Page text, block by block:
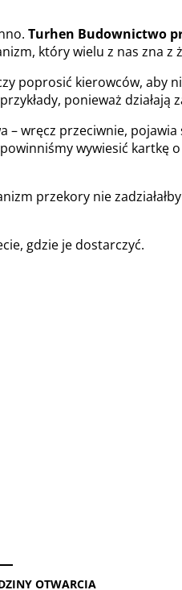
Turhen Budownictwo
który wielu z nas zna z
poprosić kierowców, aby
ponieważ działają
wręcz przeciwnie,
wywiesić kartkę
przekory nie
gdzie je dostarczyć.
OTWARCIA